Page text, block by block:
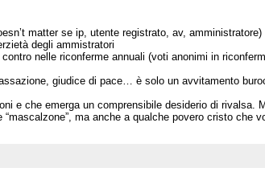
matter se ip, utente registrato, av, amministratore)
degli ammistratori
nelle riconferme annuali (voti anonimi in
giudice di pace… è solo un avvitamento
e che emerga un comprensibile desiderio di rivalsa.
ma anche a qualche povero cristo che